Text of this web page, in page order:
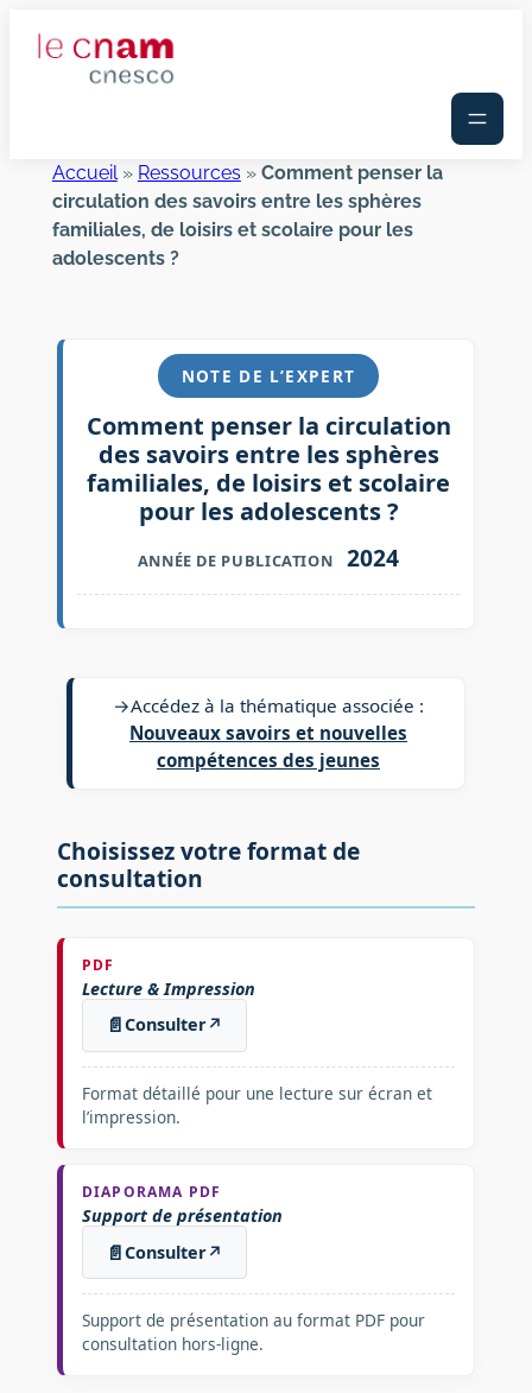
Accueil» Ressources» Comment penser la
circulation des savoirs entre les sphères
familiales, de loisirs et scolaire pour les
adolescents ?
NOTE DE L’EXPERT
Comment penser la circulation
des savoirs entre les sphères
familiales, de loisirs et scolaire
pour les adolescents ?
ANNÉE DE PUBLICATION 2024
→Accédez à la thématique associée :
Nouveaux savoirs et nouvelles
compétences des jeunes
Choisissez votre format de
consultation
PDF
Lecture & Impression
📄Consulter↗
Format détaillé pour une lecture sur écran et
l’impression.
DIAPORAMA PDF
Support de présentation
📄Consulter↗
Support de présentation au format PDF pour
consultation hors-ligne.